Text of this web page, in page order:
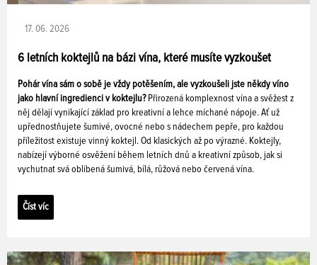
17. 06. 2026
6 letních koktejlů na bázi vína, které musíte vyzkoušet
Pohár vína sám o sobě je vždy potěšením, ale vyzkoušeli jste někdy víno
jako hlavní ingredienci v koktejlu? Přirozená komplexnost vína a svěžest z
něj dělají vynikající základ pro kreativní a lehce míchané nápoje. Ať už
upřednostňujete šumivé, ovocné nebo s nádechem pepře, pro každou
příležitost existuje vinný koktejl. Od klasických až po výrazné. Koktejly,
nabízejí výborné osvěžení během letních dnů a kreativní způsob, jak si
vychutnat svá oblíbená šumivá, bílá, růžová nebo červená vína.
Číst víc